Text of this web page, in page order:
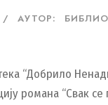
АУТОР:
“Добрило
романа “Свак